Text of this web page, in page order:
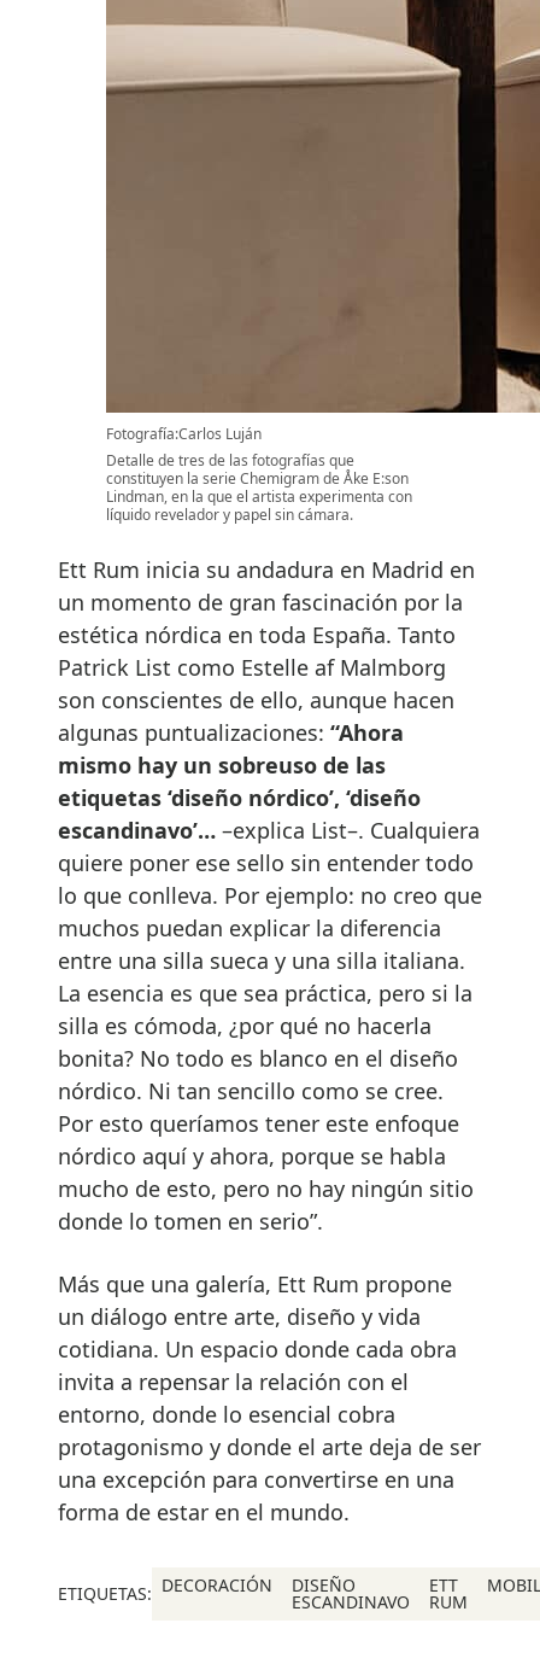
Fotografía:Carlos Luján
Detalle de tres de las fotografías que
constituyen la serie Chemigram de Åke E:son
Lindman, en la que el artista experimenta con
líquido revelador y papel sin cámara.
Ett Rum inicia su andadura en Madrid en
un momento de gran fascinación por la
estética nórdica en toda España. Tanto
Patrick List como Estelle af Malmborg
son conscientes de ello, aunque hacen
algunas puntualizaciones: “Ahora
mismo hay un sobreuso de las
etiquetas ‘diseño nórdico’, ‘diseño
escandinavo’… –explica List–. Cualquiera
quiere poner ese sello sin entender todo
lo que conlleva. Por ejemplo: no creo que
muchos puedan explicar la diferencia
entre una silla sueca y una silla italiana.
La esencia es que sea práctica, pero si la
silla es cómoda, ¿por qué no hacerla
bonita? No todo es blanco en el diseño
nórdico. Ni tan sencillo como se cree.
Por esto queríamos tener este enfoque
nórdico aquí y ahora, porque se habla
mucho de esto, pero no hay ningún sitio
donde lo tomen en serio”.
Más que una galería, Ett Rum propone
un diálogo entre arte, diseño y vida
cotidiana. Un espacio donde cada obra
invita a repensar la relación con el
entorno, donde lo esencial cobra
protagonismo y donde el arte deja de ser
una excepción para convertirse en una
forma de estar en el mundo.
ETIQUETAS: DECORACIÓN DISEÑO
ESCANDINAVO
ETT
RUM